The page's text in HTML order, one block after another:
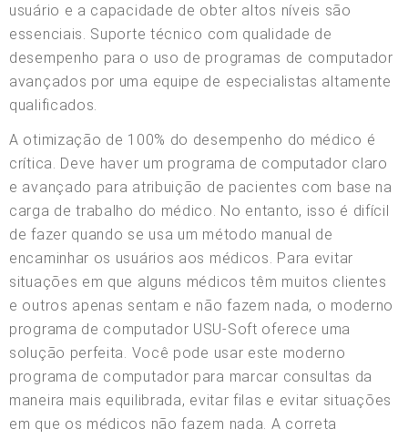
usuário e a capacidade de obter altos níveis são
essenciais. Suporte técnico com qualidade de
desempenho para o uso de programas de computador
avançados por uma equipe de especialistas altamente
qualificados.
A otimização de 100% do desempenho do médico é
crítica. Deve haver um programa de computador claro
e avançado para atribuição de pacientes com base na
carga de trabalho do médico. No entanto, isso é difícil
de fazer quando se usa um método manual de
encaminhar os usuários aos médicos. Para evitar
situações em que alguns médicos têm muitos clientes
e outros apenas sentam e não fazem nada, o moderno
programa de computador USU-Soft oferece uma
solução perfeita. Você pode usar este moderno
programa de computador para marcar consultas da
maneira mais equilibrada, evitar filas e evitar situações
em que os médicos não fazem nada. A correta